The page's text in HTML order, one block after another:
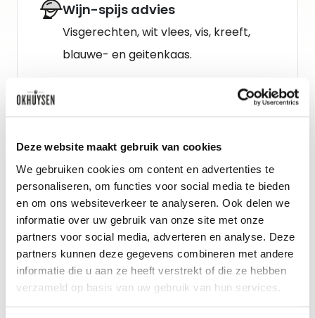
Deze website maakt gebruik van cookies
We gebruiken cookies om content en advertenties te
personaliseren, om functies voor social media te bieden
en om ons websiteverkeer te analyseren. Ook delen we
informatie over uw gebruik van onze site met onze
partners voor social media, adverteren en analyse. Deze
partners kunnen deze gegevens combineren met andere
informatie die u aan ze heeft verstrekt of die ze hebben
verzameld op basis van uw gebruik van hun services.
Wijn-spijs advies
Visgerechten, wit vlees, vis, kreeft,
blauwe- en geitenkaas.
Nieuws & inspiratie in Vineé Vineuse
Alle wijnen direct van de wijnboer
Vandaag voor 12.00 uur besteld, morgen in huis